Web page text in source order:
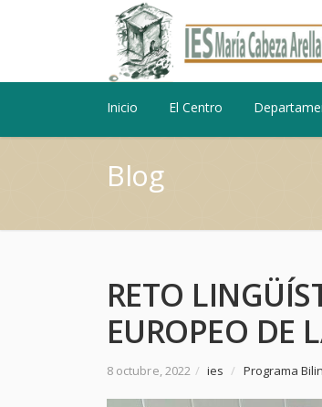
Inicio El Centro
Blog
RETO
EUROPEO DE
8 octubre, 2022 / ies / Programa